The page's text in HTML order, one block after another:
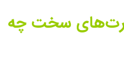
سخت چه